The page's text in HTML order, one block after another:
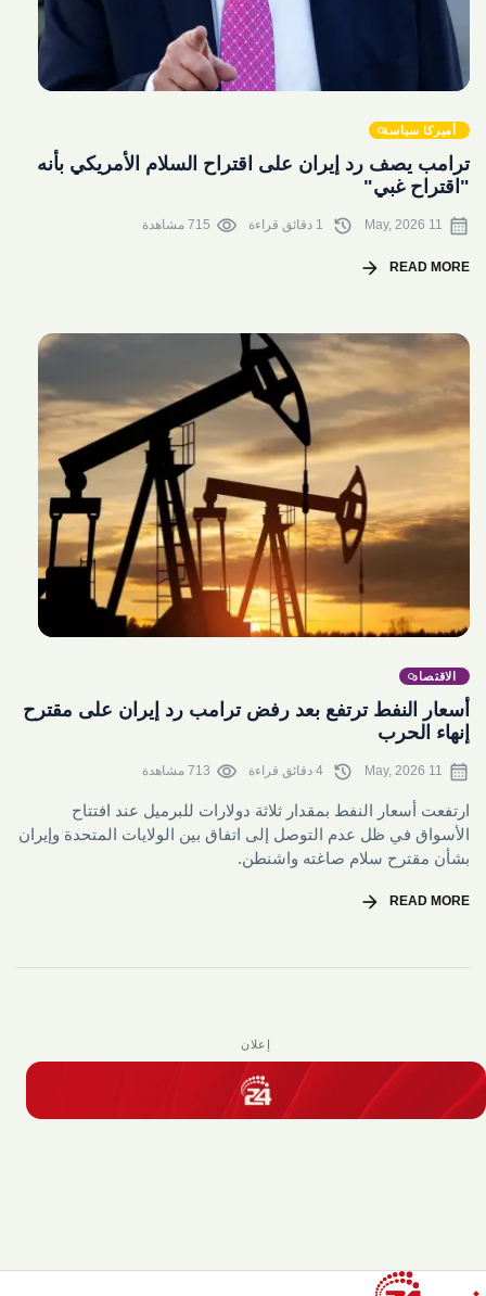
أميركا سياسة
ترامب يصف رد إيران ​على اقتراح السلام ⁠الأمريكي بأنه
"اقتراح ​غبي"
calendar_month
11 May, 2026
history
visibility 715 مشاهدة
READ MORE
arrow_forward
الاقتصاد
أسعار النفط ترتفع بعد رفض ترامب رد إيران على مقترح
إنهاء الحرب
calendar_month
11 May, 2026
history
visibility 713 مشاهدة
ارتفعت أسعار النفط بمقدار ثلاثة ⁠دولارات للبرميل عند افتتاح
الأسواق في ظل عدم التوصل إلى اتفاق بين الولايات المتحدة وإيران
بشأن ‌مقترح ‌سلام صاغته واشنطن.
READ MORE
arrow_forward
إعلان